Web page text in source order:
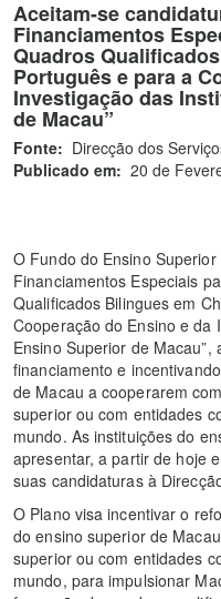
Aceitam-se
Financiamentos
Quadros
Português e para a
Investigação das
de Macau”
Fonte: Direcção dos
Publicado em: 20 de
O Fundo do Ensino
Financiamentos Especiais
Qualificados Bilingues em
Cooperação do Ensino e da
Ensino Superior de
financiamento e
de Macau a cooperarem
superior ou com entidades
mundo. As instituições do
apresentar, a partir de hoje
suas candidaturas à
O Plano visa incentivar o
do ensino superior de
superior ou com entidades
mundo, para impulsionar